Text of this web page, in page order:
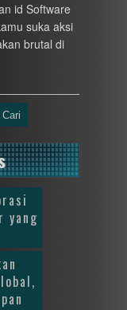
id Software
suka aksi
brutal di
Cari
yang